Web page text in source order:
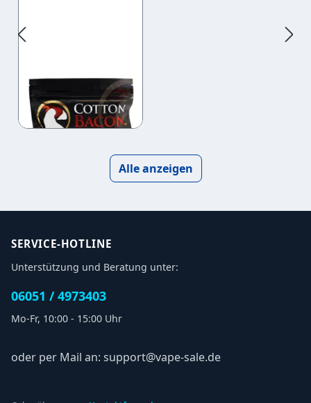
Prime
6,99 €
Alle anzeigen
SERVICE-HOTLINE
Unterstützung und Beratung unter:
06051 / 4973403
Mo-Fr, 10:00 - 15:00 Uhr
oder per Mail an: support@vape-sale.de